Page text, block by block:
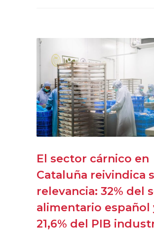
El sector cárnico en
Cataluña reivindica
relevancia: 32% del
alimentario español
21,6% del PIB